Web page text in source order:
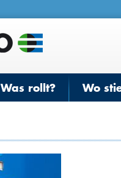
Was rollt? Wo